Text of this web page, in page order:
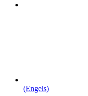
(Engels)